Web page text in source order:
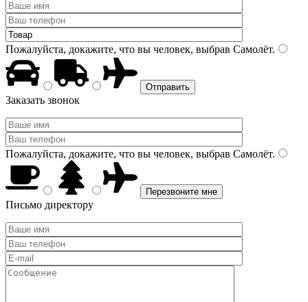
Пожалуйста, докажите, что вы человек, выбрав Самолёт.
Заказать звонок
Пожалуйста, докажите, что вы человек, выбрав Самолёт.
Письмо директору